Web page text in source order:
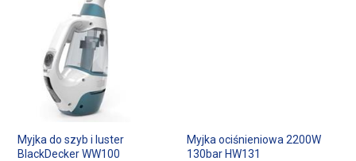
Myjka do szyb i luster
BlackDecker WW100
Myjka ociśnieniowa 2200W
130bar HW131